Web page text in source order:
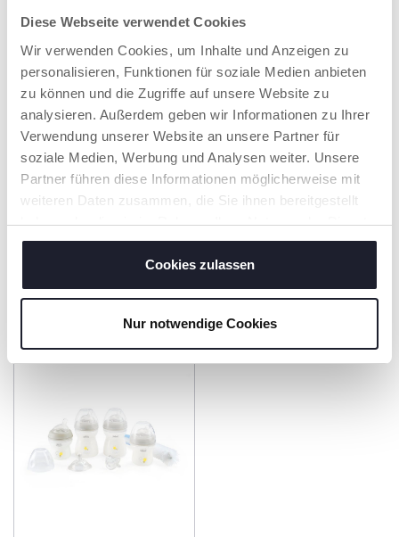
Diese Webseite verwendet Cookies
Wir verwenden Cookies, um Inhalte und Anzeigen zu
personalisieren, Funktionen für soziale Medien anbieten
zu können und die Zugriffe auf unsere Website zu
analysieren. Außerdem geben wir Informationen zu Ihrer
Verwendung unserer Website an unsere Partner für
soziale Medien, Werbung und Analysen weiter. Unsere
Partner führen diese Informationen möglicherweise mit
weiteren Daten zusammen, die Sie ihnen bereitgestellt
haben oder die sie im Rahmen Ihrer Nutzung der Dienste
gesammelt haben.
Cookies zulassen
Nur notwendige Cookies
Naturalfeeling aus Glas, 250
ml, normaler Fluss, 0 m+
Babyfläschchen 0 m+
150ml langsamer Fluss
Babyfläschchen Natural
Feeling aus Glas, 150 ml,
Natural Feeling
Babyfläschchen 0 m+
150ml langsamer Fluss